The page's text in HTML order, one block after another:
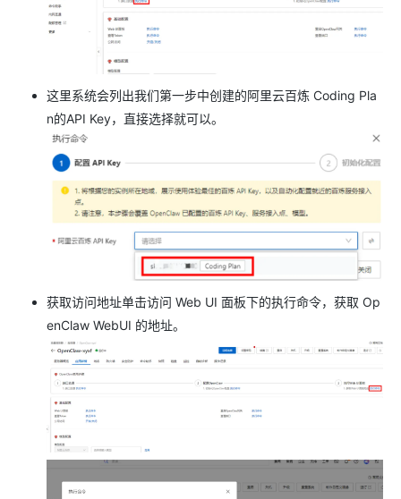
这里系统会列出我们第一步中创建的阿里云百炼 Coding Pla
n的API Key，直接选择就可以。
获取访问地址单击访问 Web UI 面板下的执行命令，获取 Op
enClaw WebUI 的地址。